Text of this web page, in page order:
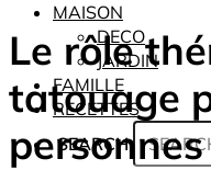
MAISON
DECO
JARDIN
FAMILLE
RECETTES
SEARCH
Le rôle
tatouage
personnes